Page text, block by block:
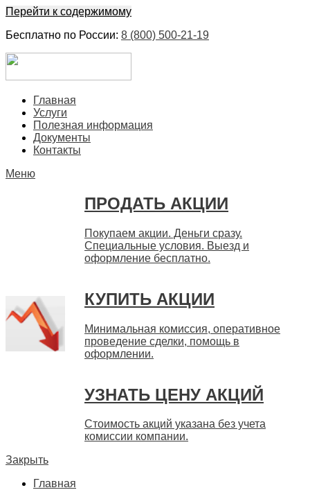
Перейти к содержимому
Бесплатно по России: 8 (800) 500-21-19
БыстроГлавная
Услуги
Полезная информация
Документы
Контакты
Меню
ПРОДАТЬ АКЦИИ
Покупаем акции. Деньги сразу.
Специальные условия. Выезд и
оформление бесплатно.
КУПИТЬ АКЦИИ
Минимальная комиссия, оперативное
проведение сделки, помощь в
оформлении.
УЗНАТЬ ЦЕНУ АКЦИЙ
Стоимость акций указана без учета
комиссии компании.
Закрыть
Главная